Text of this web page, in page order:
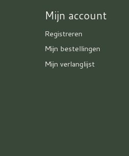
Mijn account
Registreren
Mijn bestellingen
Mijn verlanglijst